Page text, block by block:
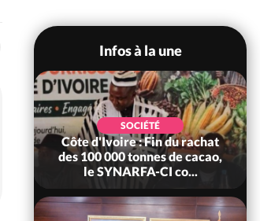
WhatsApp
Infos à la une
SOCIÉTÉ
Côte d'Ivoire : Fin du rachat
des 100 000 tonnes de cacao,
le SYNARFA-CI co...